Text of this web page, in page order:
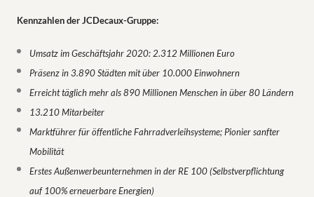
Kennzahlen der JCDecaux-Gruppe:
Umsatz im Geschäftsjahr 2020: 2.312 Millionen Euro
Präsenz in 3.890 Städten mit über 10.000 Einwohnern
Erreicht täglich mehr als 890 Millionen Menschen in über 80 Ländern
13.210 Mitarbeiter
Marktführer für öffentliche Fahrradverleihsysteme; Pionier sanfter
Mobilität
Erstes Außenwerbeunternehmen in der RE 100 (Selbstverpflichtung
auf 100% erneuerbare Energien)